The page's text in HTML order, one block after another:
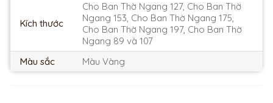
Kích thước
Cho Ban Thờ Ngang 127, Cho Ban Thờ
Ngang 153, Cho Ban Thờ Ngang 175,
Cho Ban Thờ Ngang 197, Cho Ban Thờ
Ngang 89 và 107
Màu sắc
Màu Vàng